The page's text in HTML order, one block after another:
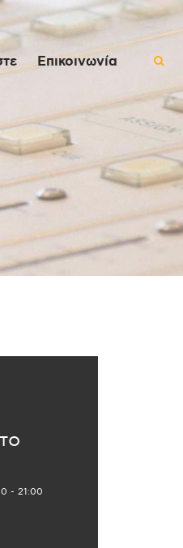
Επικοινωνία
- 21:00